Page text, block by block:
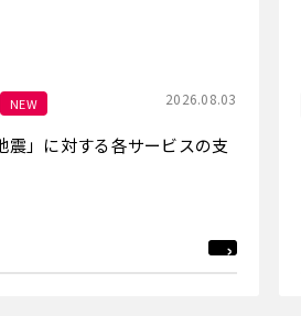
NEW 2026.08.03
震」に対する各サービスの支